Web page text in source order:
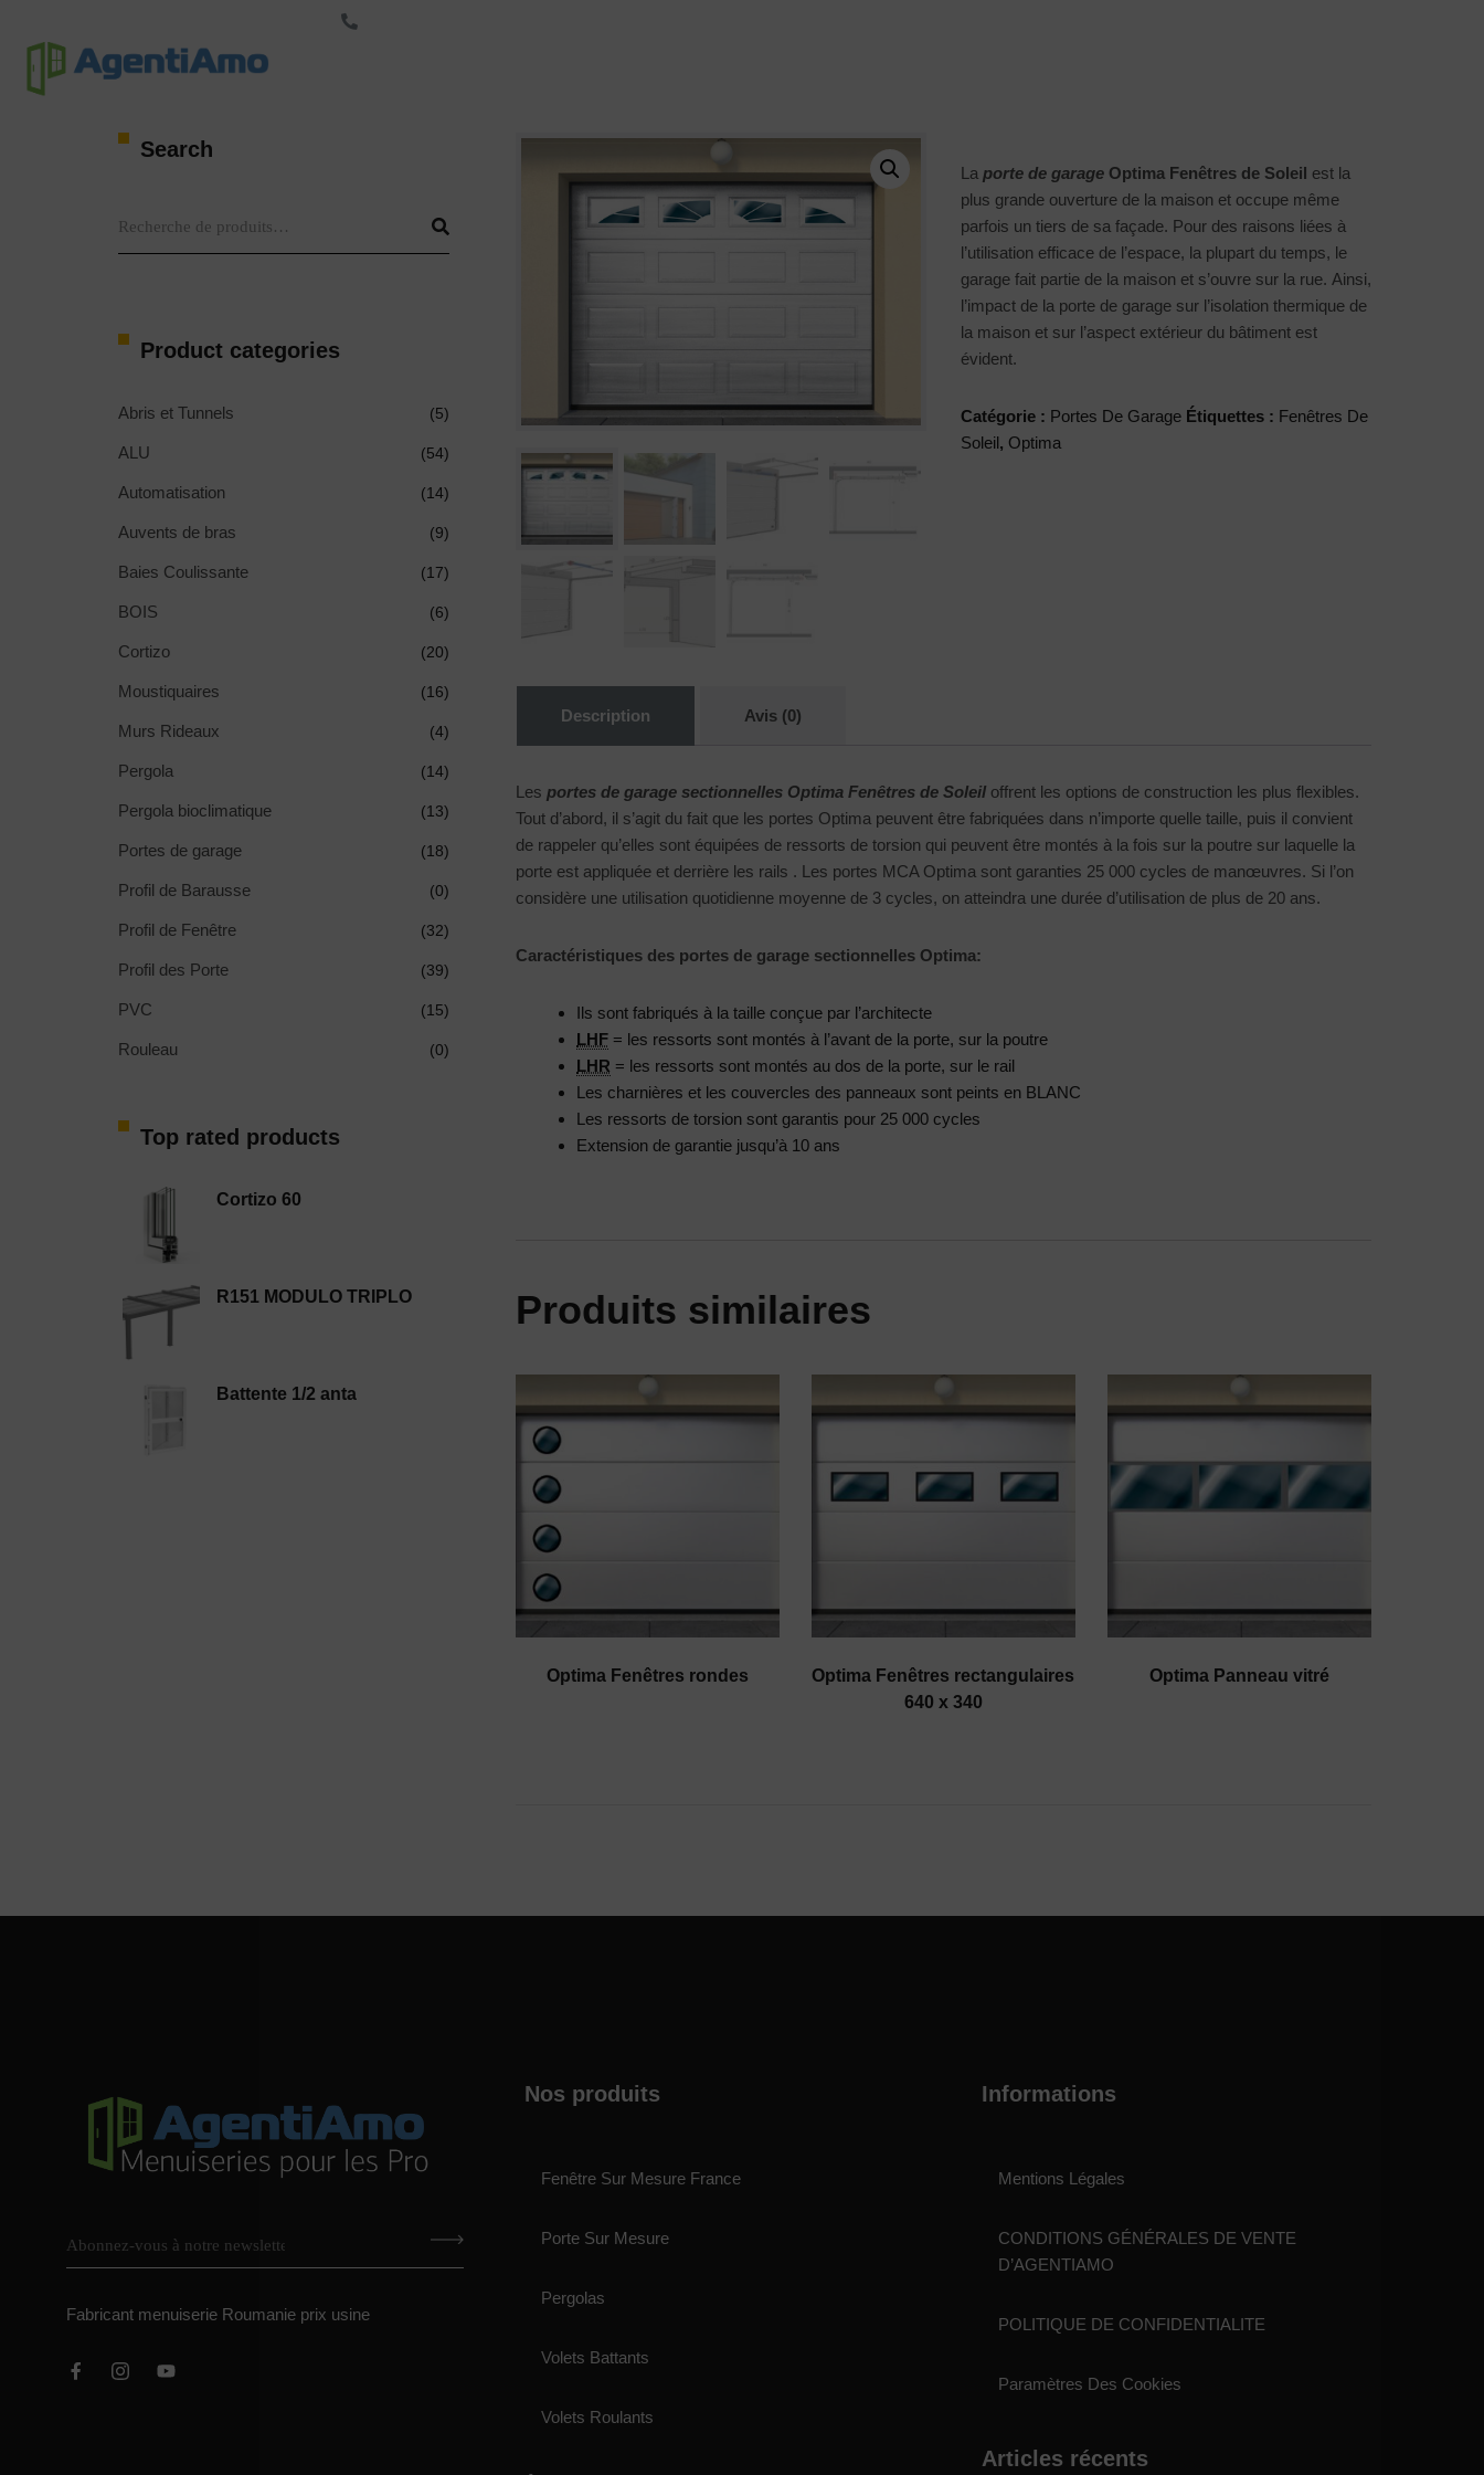
Search
Product categories
Abris et Tunnels (5)
ALU (54)
Automatisation (14)
Auvents de bras (9)
Baies Coulissante (17)
BOIS (6)
Cortizo (20)
Moustiquaires (16)
Murs Rideaux (4)
Pergola (14)
Pergola bioclimatique (13)
Portes de garage (18)
Profil de Barausse (0)
Profil de Fenêtre (32)
Profil des Porte (39)
PVC (15)
Rouleau (0)
Top rated products
Cortizo 60
R151 MODULO TRIPLO
Battente 1/2 anta
La porte de garage Optima Fenêtres de Soleil est la
plus grande ouverture de la maison et occupe même
parfois un tiers de sa façade. Pour des raisons liées à
l’utilisation efficace de l’espace, la plupart du temps, le
garage fait partie de la maison et s’ouvre sur la rue. Ainsi,
l’impact de la porte de garage sur l’isolation thermique de
la maison et sur l’aspect extérieur du bâtiment est
évident.
Catégorie : Portes De Garage Étiquettes : Fenêtres De
Soleil, Optima
Description Avis (0)
Les portes de garage sectionnelles Optima Fenêtres de Soleil offrent les options de construction les plus flexibles.
Tout d’abord, il s’agit du fait que les portes Optima peuvent être fabriquées dans n’importe quelle taille, puis il convient
de rappeler qu’elles sont équipées de ressorts de torsion qui peuvent être montés à la fois sur la poutre sur laquelle la
porte est appliquée et derrière les rails . Les portes MCA Optima sont garanties 25 000 cycles de manœuvres. Si l’on
considère une utilisation quotidienne moyenne de 3 cycles, on atteindra une durée d’utilisation de plus de 20 ans.
Caractéristiques des portes de garage sectionnelles Optima:
Ils sont fabriqués à la taille conçue par l’architecte
LHF = les ressorts sont montés à l’avant de la porte, sur la poutre
LHR = les ressorts sont montés au dos de la porte, sur le rail
Les charnières et les couvercles des panneaux sont peints en BLANC
Les ressorts de torsion sont garantis pour 25 000 cycles
Extension de garantie jusqu’à 10 ans
Produits similaires
Optima Fenêtres rondes
Optima Fenêtres rectangulaires
640 x 340
Optima Panneau vitré
Fabricant menuiserie Roumanie prix usine
Nos produits
Fenêtre Sur Mesure France
Porte Sur Mesure
Pergolas
Volets Battants
Volets Roulants
Informations
Mentions Légales
CONDITIONS GÉNÉRALES DE VENTE
D’AGENTIAMO
POLITIQUE DE CONFIDENTIALITE
Paramètres Des Cookies
Articles récents